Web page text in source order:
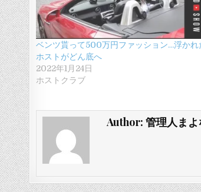
ベンツ貰って500万円ファッション…浮かれ
ホストがどん底へ
2022年1月24日
ホストクラブ
Author: 管理人ま